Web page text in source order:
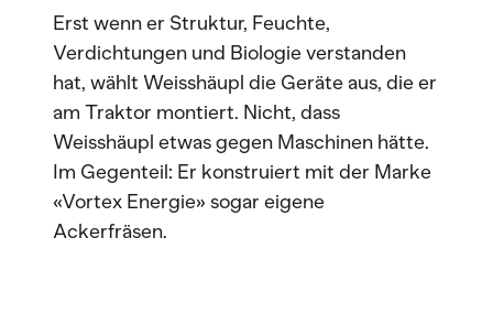
Erst wenn er Struktur, Feuchte,
Verdichtungen und Biologie verstanden
hat, wählt Weisshäupl die Geräte aus, die er
am Traktor montiert. Nicht, dass
Weisshäupl etwas gegen Maschinen hätte.
Im Gegenteil: Er konstruiert mit der Marke
«Vortex Energie» sogar eigene
Ackerfräsen.